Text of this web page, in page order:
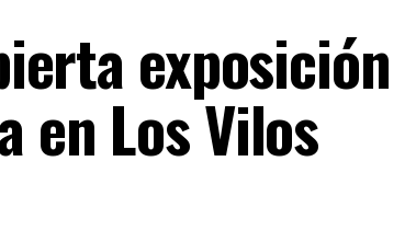
exposición
en Los Vilos